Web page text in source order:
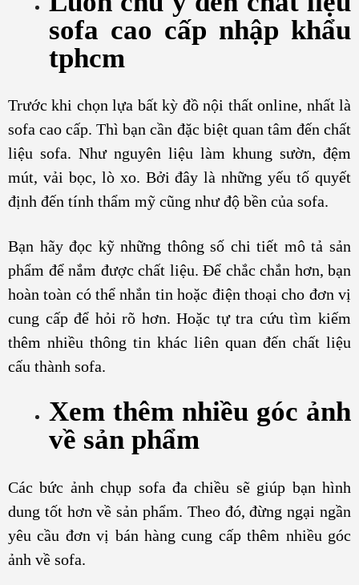
sofa cao cấp nhập khẩu
tphcm
Trước khi chọn lựa bất kỳ đồ nội thất online, nhất là
sofa cao cấp. Thì bạn cần đặc biệt quan tâm đến chất
liệu sofa. Như nguyên liệu làm khung sườn, đệm
mút, vải bọc, lò xo. Bởi đây là những yếu tố quyết
định đến tính thẩm mỹ cũng như độ bền của sofa.
Bạn hãy đọc kỹ những thông số chi tiết mô tả sản
phẩm để nắm được chất liệu. Để chắc chắn hơn, bạn
hoàn toàn có thể nhắn tin hoặc điện thoại cho đơn vị
cung cấp để hỏi rõ hơn. Hoặc tự tra cứu tìm kiếm
thêm nhiều thông tin khác liên quan đến chất liệu
cấu thành sofa.
Xem thêm nhiều góc ảnh
về sản phẩm
Các bức ảnh chụp sofa đa chiều sẽ giúp bạn hình
dung tốt hơn về sản phẩm. Theo đó, đừng ngại ngần
yêu cầu đơn vị bán hàng cung cấp thêm nhiều góc
ảnh về sofa.